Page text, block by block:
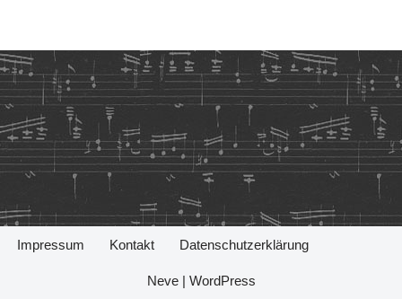
Impressum Kontakt Datenschutzerklärung
Neve| WordPress